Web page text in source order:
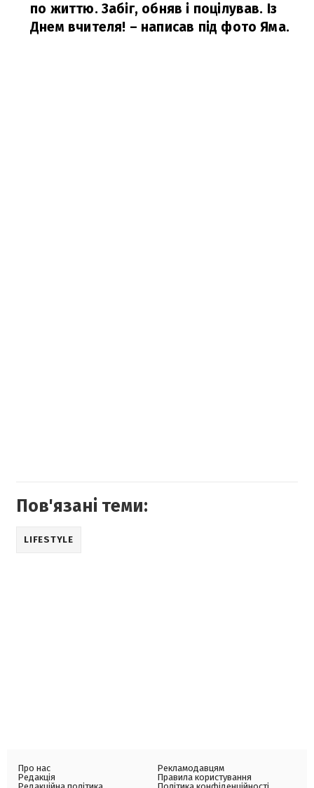
по життю. Забіг, обняв і поцілував. Із
Днем вчителя! – написав під фото Яма.
Пов'язані теми:
LIFESTYLE
Про нас
Редакція
Рекламодавцям
Правила користування